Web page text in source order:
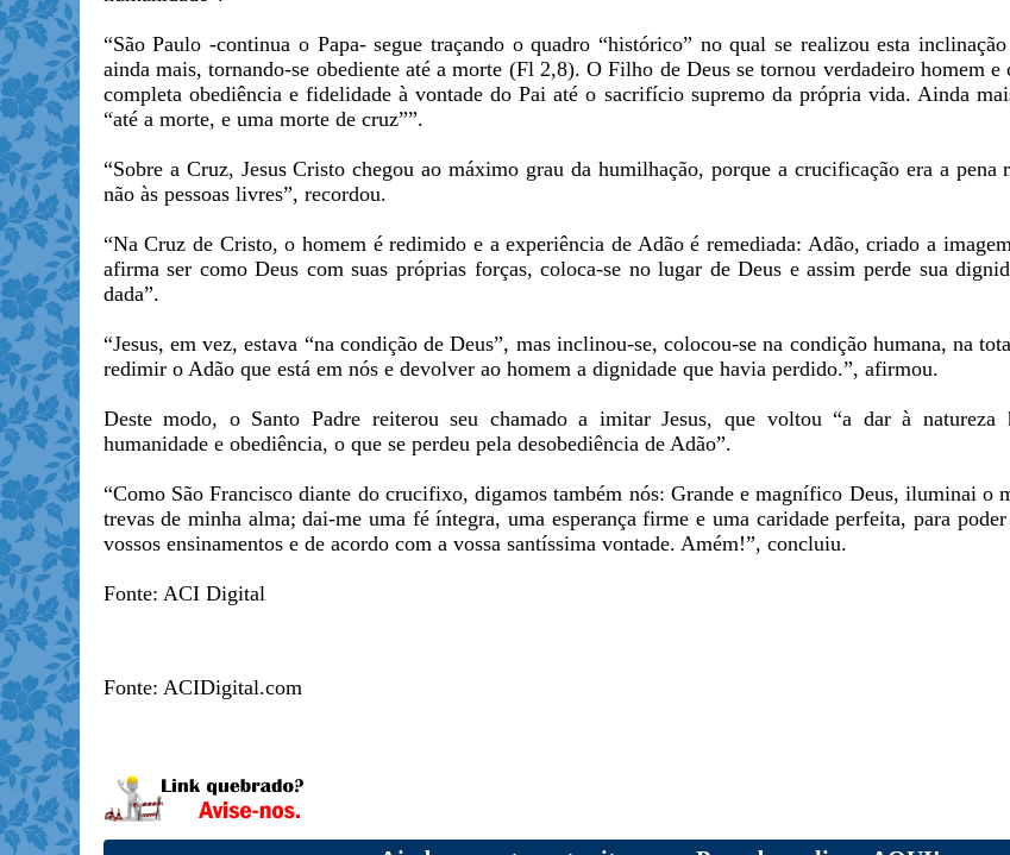
“São Paulo -continua o Papa- segue traçando o quadro “histórico” no qual se realizou esta
ainda mais, tornando-se obediente até a morte (Fl 2,8). O Filho de Deus se tornou verdadeiro homem
completa obediência e fidelidade à vontade do Pai até o sacrifício supremo da própria vida. Ainda
“até a morte, e uma morte de cruz””.
“Sobre a Cruz, Jesus Cristo chegou ao máximo grau da humilhação, porque a crucificação era a pena
não às pessoas livres”, recordou.
“Na Cruz de Cristo, o homem é redimido e a experiência de Adão é remediada: Adão, criado a
afirma ser como Deus com suas próprias forças, coloca-se no lugar de Deus e assim perde sua
dada”.
“Jesus, em vez, estava “na condição de Deus”, mas inclinou-se, colocou-se na condição humana, na
redimir o Adão que está em nós e devolver ao homem a dignidade que havia perdido.”, afirmou.
Deste modo, o Santo Padre reiterou seu chamado a imitar Jesus, que voltou “a dar à natureza
humanidade e obediência, o que se perdeu pela desobediência de Adão”.
“Como São Francisco diante do crucifixo, digamos também nós: Grande e magnífico Deus, iluminai o
trevas de minha alma; dai-me uma fé íntegra, uma esperança firme e uma caridade perfeita, para
vossos ensinamentos e de acordo com a vossa santíssima vontade. Amém!”, concluiu.
Fonte: ACI Digital
Fonte: ACIDigital.com